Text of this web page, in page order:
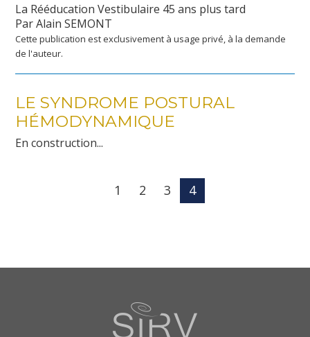
La Rééducation Vestibulaire 45 ans plus tard
Par Alain SEMONT
Cette publication est exclusivement à usage privé, à la demande
de l'auteur.
LE SYNDROME POSTURAL
HÉMODYNAMIQUE
En construction...
1 2 3 4